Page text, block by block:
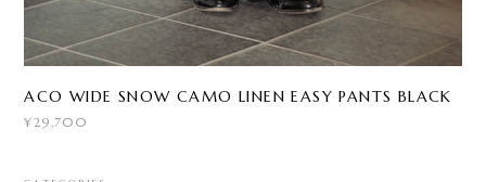
ACO WIDE SNOW CAMO LINEN EASY PANTS BLACK
¥29,700